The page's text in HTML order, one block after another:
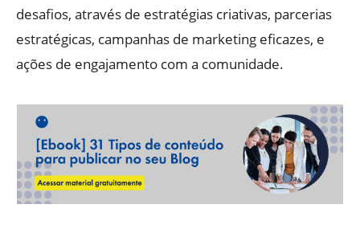
desafios, através de estratégias criativas, parcerias
estratégicas, campanhas de marketing eficazes, e
ações de engajamento com a comunidade.